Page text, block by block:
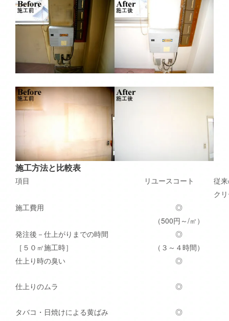
施工方法と比較表
項目 リユースコート
従
ク
施工費用
◎
（500円～/㎡）
発注後－仕上がりまでの時間
［５０㎡施工時］
◎
（３～４時間）
仕上り時の臭い
◎
仕上りのムラ ◎
タバコ・日焼けによる黄ばみ ◎